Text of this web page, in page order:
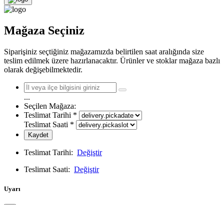
Mağaza Seçiniz
Siparişiniz seçtiğiniz mağazamızda belirtilen saat aralığında size
teslim edilmek üzere hazırlanacaktır. Ürünler ve stoklar mağaza bazlı
olarak değişebilmektedir.
...
Seçilen Mağaza:
Teslimat Tarihi *
Teslimat Saati *
Kaydet
Teslimat Tarihi: Değiştir
Teslimat Saati: Değiştir
Uyarı